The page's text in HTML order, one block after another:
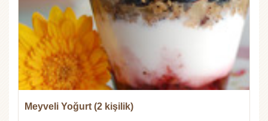
Meyveli Yoğurt (2 kişilik)